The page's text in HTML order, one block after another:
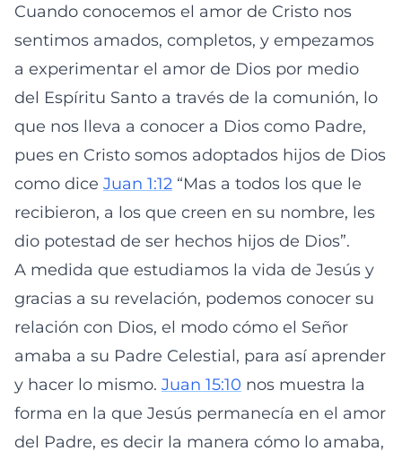
Cuando conocemos el amor de Cristo nos
sentimos amados, completos, y empezamos
a experimentar el amor de Dios por medio
del Espíritu Santo a través de la comunión, lo
que nos lleva a conocer a Dios como Padre,
pues en Cristo somos adoptados hijos de Dios
como dice Juan 1:12 “Mas a todos los que le
recibieron, a los que creen en su nombre, les
dio potestad de ser hechos hijos de Dios”.
A medida que estudiamos la vida de Jesús y
gracias a su revelación, podemos conocer su
relación con Dios, el modo cómo el Señor
amaba a su Padre Celestial, para así aprender
y hacer lo mismo. Juan 15:10 nos muestra la
forma en la que Jesús permanecía en el amor
del Padre, es decir la manera cómo lo amaba,